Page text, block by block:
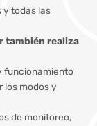
y todas las
también realiza
funcionamiento
los modos y
de monitoreo,